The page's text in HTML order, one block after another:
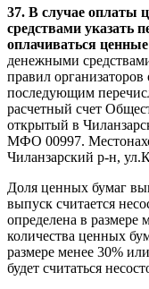
37. В случае оплаты
средствами указать
оплачиваться
денежными
правил
последующим
расчетный счет
открытый в
МФО 00997.
Чиланзарский р-н,
Доля ценных бумаг
выпуск считается
определена в размере
количества ценных
размере менее 30%
будет считаться